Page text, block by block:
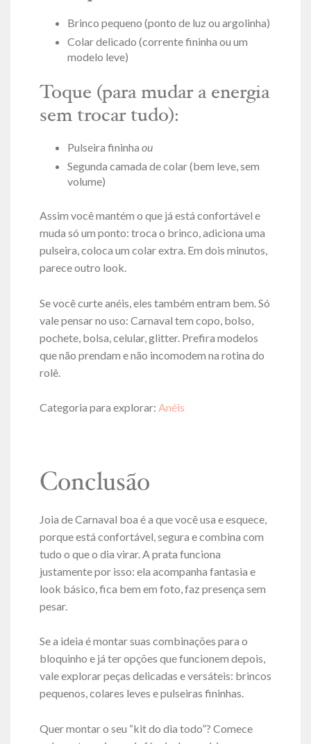
Brinco pequeno (ponto de luz ou argolinha)
Colar delicado (corrente fininha ou um
modelo leve)
Toque (para mudar a energia
sem trocar tudo):
Pulseira fininha ou
Segunda camada de colar (bem leve, sem
volume)
Assim você mantém o que já está confortável e
muda só um ponto: troca o brinco, adiciona uma
pulseira, coloca um colar extra. Em dois minutos,
parece outro look.
Se você curte anéis, eles também entram bem. Só
vale pensar no uso: Carnaval tem copo, bolso,
pochete, bolsa, celular, glitter. Prefira modelos
que não prendam e não incomodem na rotina do
rolê.
Categoria para explorar: Anéis
Conclusão
Joia de Carnaval boa é a que você usa e esquece,
porque está confortável, segura e combina com
tudo o que o dia virar. A prata funciona
justamente por isso: ela acompanha fantasia e
look básico, fica bem em foto, faz presença sem
pesar.
Se a ideia é montar suas combinações para o
bloquinho e já ter opções que funcionem depois,
vale explorar peças delicadas e versáteis: brincos
pequenos, colares leves e pulseiras fininhas.
Quer montar o seu “kit do dia todo”? Comece